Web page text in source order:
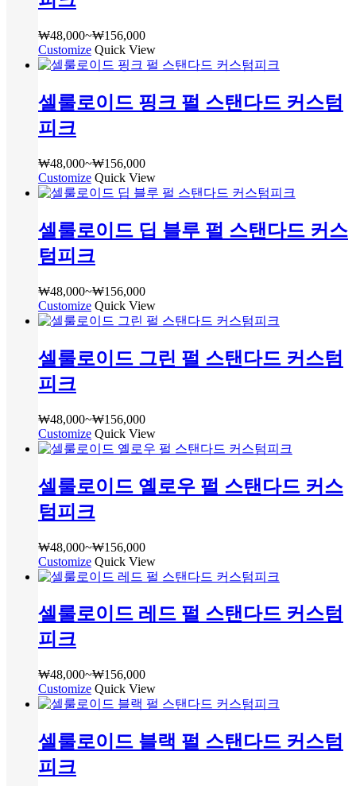
니
다.
상
페
서
옵
션
을
선
수
있
습
다
₩48,000~₩156,000가
격
범
₩48,000~₩156,000
Customize 여
러
품
옵
이
상
품
있
니
상
품
이
지
옵
션
을
택
할
수
습
니
다
Quick View
셀룰로이드 핑크 펄 스탠다드 커스텀
피크
₩48,000~₩156,000가
격
범
₩48,000~₩156,000
Customize 여
러
품
옵
션
이
상
품
있
상
품
이
지
옵
션
을
택
습
니
다
Quick View
셀룰로이드 딥 블루 펄 스탠다드 커스
텀피크
₩48,000~₩156,000가
격
범
₩48,000~₩156,000
Customize 여
러
품
옵
이
상
품
있
니
상
품
이
지
옵
션
을
택
Quick View
셀룰로이드 그린 펄 스탠다드 커스텀
피크
₩48,000~₩156,000가
격
범
₩48,000~₩156,000
Customize 여
러
품
옵
션
이
상
품
있
다.
상
품
이
지
Quick View
셀룰로이드 옐로우 펄 스탠다드 커스
텀피크
₩48,000~₩156,000가
격
범
₩48,000~₩156,000
Customize 여
러
품
이
상
품
있
Quick View
셀룰로이드 레드 펄 스탠다드 커스텀
피크
₩48,000~₩156,000가
격
범
₩48,000~₩156,000
Customize 여
러
품
옵
Quick View
셀룰로이드 블랙 펄 스탠다드 커스텀
피크